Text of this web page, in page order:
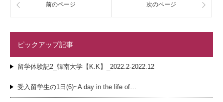
前のページ 次のページ
ピックアップ記事
留学体験記2_韓南大学【K.K】_2022.2-2022.12
受入留学生の1日(6)~A day in the life of…